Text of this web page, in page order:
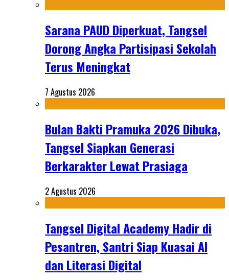
Sarana PAUD Diperkuat, Tangsel
Dorong Angka Partisipasi Sekolah
Terus Meningkat
7 Agustus 2026
Bulan Bakti Pramuka 2026 Dibuka,
Tangsel Siapkan Generasi
Berkarakter Lewat Prasiaga
2 Agustus 2026
Tangsel Digital Academy Hadir di
Pesantren, Santri Siap Kuasai AI
dan Literasi Digital